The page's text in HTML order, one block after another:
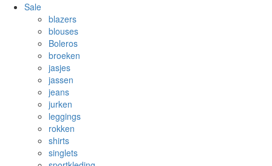
Sale
blazers
blouses
Boleros
broeken
jasjes
jassen
jeans
jurken
leggings
rokken
shirts
singlets